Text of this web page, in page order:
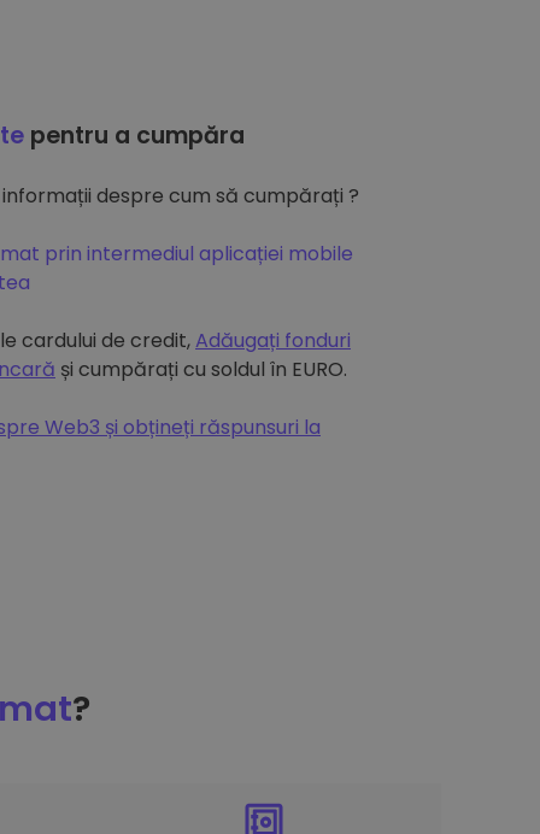
pentru a cumpăra
despre cum să cumpărați ?
prin intermediul aplicației mobile
cardului de credit,Adăugați fonduri
și cumpărați cu soldul în EURO.
Web3 și obțineți răspunsuri la
?